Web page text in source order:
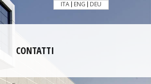
ITA ENG DEU
CONTATTI